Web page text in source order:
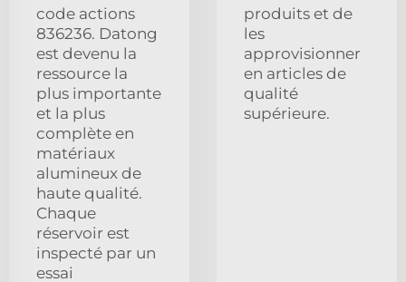
code actions
836236. Datong
est devenu la
ressource la
plus importante
et la plus
complète en
matériaux
alumineux de
haute qualité.
Chaque
réservoir est
inspecté par un
essai
produits et de
les
approvisionner
en articles de
qualité
supérieure.